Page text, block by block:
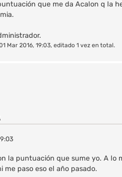
que me da Acalon q la
Mar 2016, 19:03, editado 1 vez en total.
la puntuación que sume yo. A lo
paso eso el año pasado.